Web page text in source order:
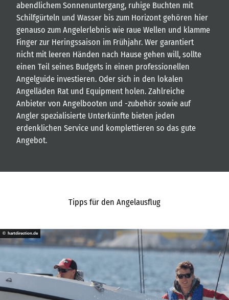
abendlichem Sonnenuntergang, ruhige Buchten mit
Schilfgürteln und Wasser bis zum Horizont gehören hier
genauso zum Angelerlebnis wie raue Wellen und klamme
Finger zur Heringssaison im Frühjahr. Wer garantiert
nicht mit leeren Händen nach Hause gehen will, sollte
einen Teil seines Budgets in einen professionellen
Angelguide investieren. Oder sich in den lokalen
Angelläden Rat und Equipment holen. Zahlreiche
Anbieter von Angelbooten und -zubehör sowie auf
Angler spezialisierte Unterkünfte bieten jeden
erdenklichen Service und komplettieren so das gute
Angebot.
Tipps für den Angelausflug
© hartdirection.de